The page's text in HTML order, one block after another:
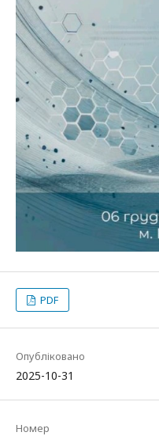
PDF
Опубліковано
2025-10-31
Номер